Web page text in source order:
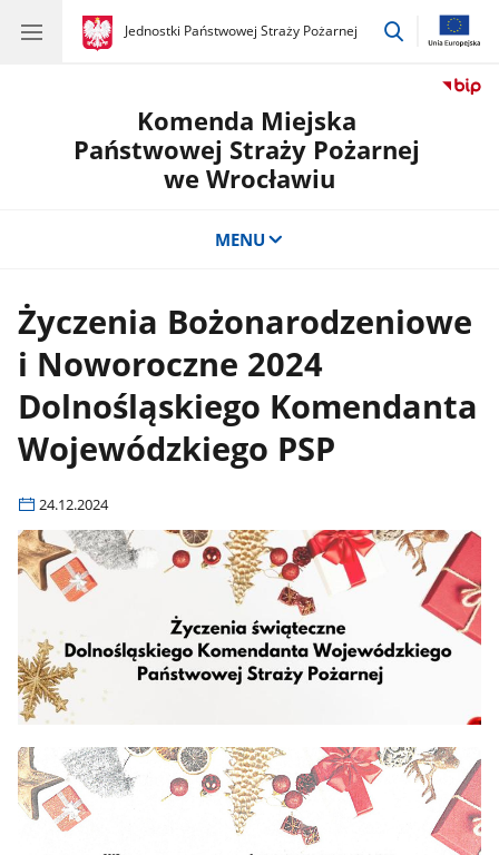
gov.pl
Jednostki Państwowej Straży Pożarnej
gov.pl
Jednostki
przejdź
Komenda Miejska
Państwowej Straży Pożarnej
we Wrocławiu
MENU
Życzenia Bożonarodzeniowe
i Noworoczne 2024
Dolnośląskiego Komendanta
Wojewódzkiego PSP
24.12.2024